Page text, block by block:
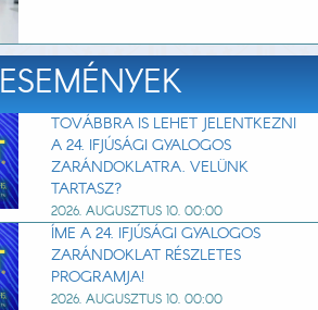
TOVÁBBRA IS LEHET JELENTKEZNI
A 24. IFJÚSÁGI GYALOGOS
ZARÁNDOKLATRA. VELÜNK
TARTASZ?
2026. AUGUSZTUS 10. 00:00
ÍME A 24. IFJÚSÁGI GYALOGOS
ZARÁNDOKLAT RÉSZLETES
PROGRAMJA!
2026. AUGUSZTUS 10. 00:00